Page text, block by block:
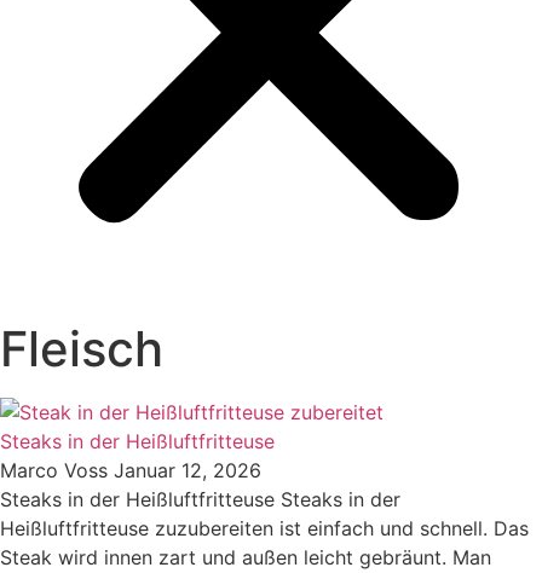
Fleisch
Steaks in der Heißluftfritteuse
Marco Voss Januar 12, 2026
Steaks in der Heißluftfritteuse Steaks in der
Heißluftfritteuse zuzubereiten ist einfach und schnell. Das
Steak wird innen zart und außen leicht gebräunt. Man